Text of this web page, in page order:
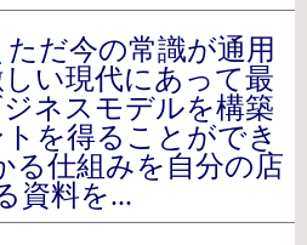
ただ今の常識が通用
しい現代にあって最
ネスモデルを構築
を得ることができ
る仕組みを自分の店
資料を...